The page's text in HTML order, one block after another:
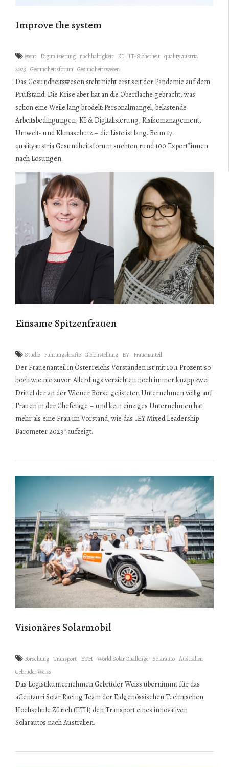
Improve the system
event Digitalisierung nachhaltigkeit KI IT-Sicherheit quality austria
2023 Gesundheitsforum Gesundheitswesen
Das Gesundheitswesen steht nicht erst seit der Pandemie auf dem
Prüfstand. Die Krise aber hat an die Oberfläche gebracht, was
schon eine Weile lang brodelt: Personalmangel, belastende
Arbeitsbedingungen, KI & Digitalisierung, Risikomanagement,
Umwelt- und Klimaschutz – die Liste ist lang. Beim 17.
qualityaustria Gesundheitsforum suchten rund 100 Expert*innen
nach Lösungen.
Einsame Spitzenfrauen
Studie Führungskräfte Gleichstellung EY Frauenanteil
Der Frauenanteil in Österreichs Vorständen ist mit 10,1 Prozent so
hoch wie nie zuvor. Allerdings verzichten noch immer knapp zwei
Drittel der an der Wiener Börse gelisteten Unternehmen völlig auf
Frauen in der Chefetage – und kein einziges Unternehmen hat
mehr als eine Frau im Vorstand, wie das „EY Mixed Leadership
Barometer 2023“ aufzeigt.
Visionäres Solarmobil
Forschung Transport ETH World Solar Challenge Solarauto Australien
Gebrüder Weiss
Das Logistikunternehmen Gebrüder Weiss übernimmt für das
aCentauri Solar Racing Team der Eidgenössischen Technischen
Hochschule Zürich (ETH) den Transport eines innovativen
Solarautos nach Australien.